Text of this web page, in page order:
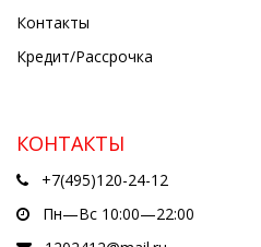
Контакты
Кредит/Рассрочка
КОНТАКТЫ
+7(495)120-24-12
Пн—Вс 10:00—22:00